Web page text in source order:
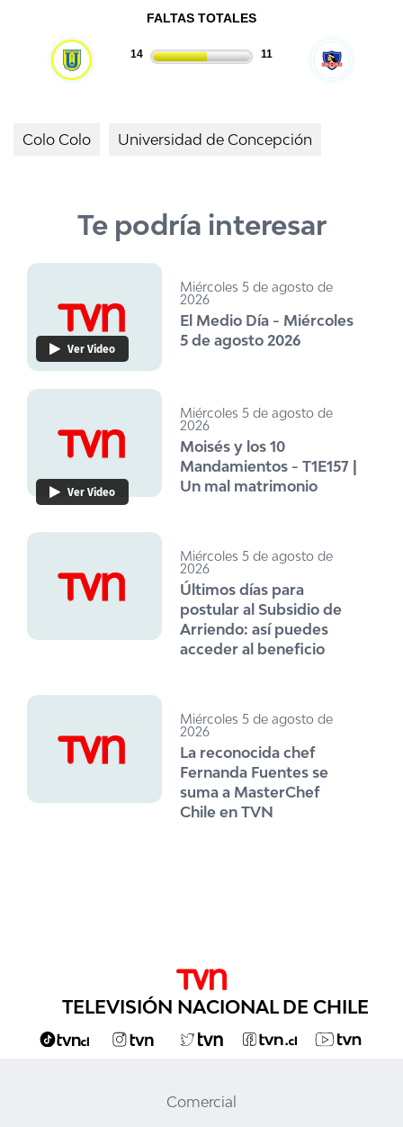
Colo Colo Universidad de Concepción
Te podría interesar
Ver Video
Miércoles 5 de agosto de
2026
El Medio Día - Miércoles
5 de agosto 2026
Ver Video
Miércoles 5 de agosto de
2026
Moisés y los 10
Mandamientos - T1E157 |
Un mal matrimonio
Miércoles 5 de agosto de
2026
Últimos días para
postular al Subsidio de
Arriendo: así puedes
acceder al beneficio
Miércoles 5 de agosto de
2026
La reconocida chef
Fernanda Fuentes se
suma a MasterChef
Chile en TVN
TELEVISIÓN NACIONAL DE CHILE
Comercial